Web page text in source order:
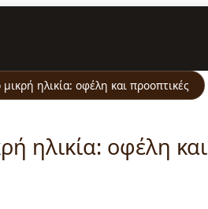
ηλικία: οφέλη και προοπτικές
ηλικία: οφέλη και